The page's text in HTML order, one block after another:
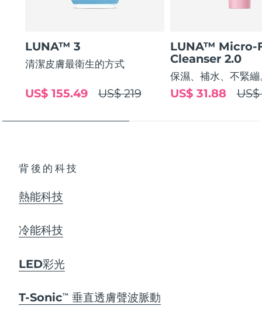
LUNA™ 3
清潔皮膚最衛生的方式
US$ 219
US$ 155.49
LUNA™ Micro-
Cleanser 2.0
保濕、補水、不緊繃
US$ 31.88
背後的科技
熱能科技
冷能科技
LED彩光
T-SonicTM 垂直透膚聲波脈動